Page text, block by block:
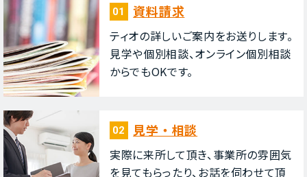
01 資料請求
ティオの詳しいご案内をお送りします。
⾒学や個別相談、オンライン個別相談
からでもOKです。
02 ⾒学・相談
実際に来所して頂き、事業所の雰囲気
を⾒てもらったり、お話を伺わせて頂